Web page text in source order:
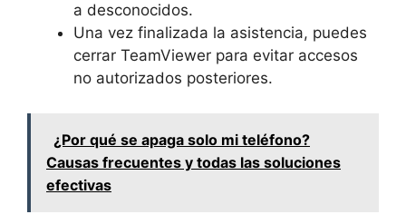
a desconocidos.
Una vez finalizada la asistencia, puedes
cerrar TeamViewer para evitar accesos
no autorizados posteriores.
¿Por qué se apaga solo mi teléfono?
Causas frecuentes y todas las soluciones
efectivas